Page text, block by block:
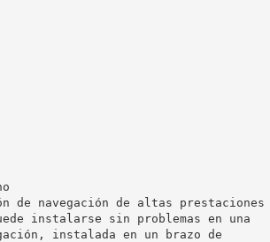
de navegación de altas prestaciones
instalarse sin problemas en una
instalada en un brazo de